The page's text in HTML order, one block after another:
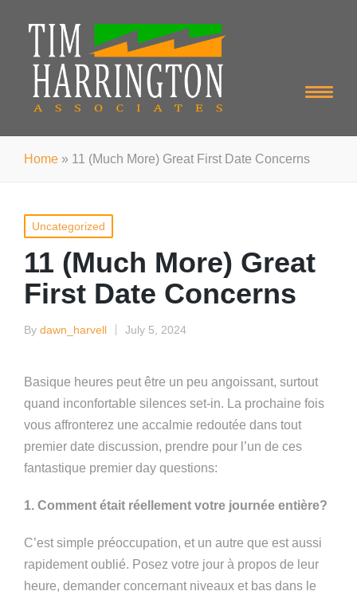
Home » 11 (Much More) Great First Date Concerns
Posted
in
Uncategorized
11 (Much More) Great
First Date Concerns
Posted
By dawn_harvell July 5, 2024
Basique heures peut être un peu angoissant, surtout
quand inconfortable silences set-in. La prochaine fois
vous affronterez une accalmie redoutée dans tout
premier date discussion, prendre pour l’un de ces
fantastique premier day questions:
1. Comment était réellement votre journée entière?
C’est simple préoccupation, et un autre que est aussi
rapidement oublié. Posez votre jour à propos de leur
heure, demander concernant niveaux et bas dans le